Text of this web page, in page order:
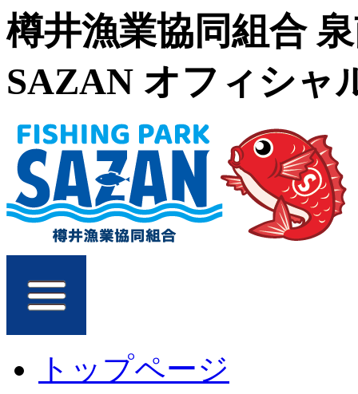
樽井漁業協同組合
SAZAN オフィシャ
トップページ